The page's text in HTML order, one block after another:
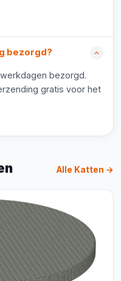
bezorgd?
bezorgd.
gratis voor het
Alle Katten →